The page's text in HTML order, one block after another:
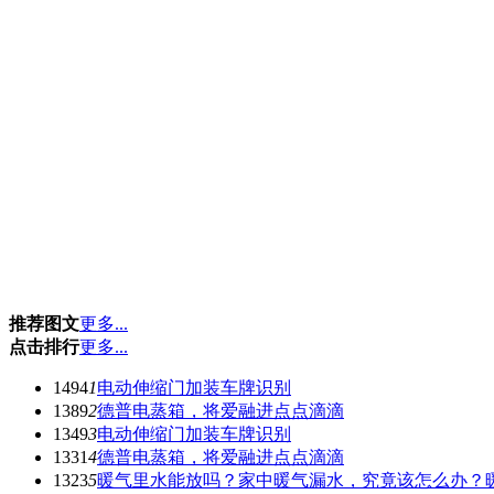
推荐图文更多...
点击排行更多...
14941电动伸缩门加装车牌识别
13892德普电蒸箱，将爱融进点点滴滴
13493电动伸缩门加装车牌识别
13314德普电蒸箱，将爱融进点点滴滴
13235暖气里水能放吗？家中暖气漏水，究竟该怎么办？